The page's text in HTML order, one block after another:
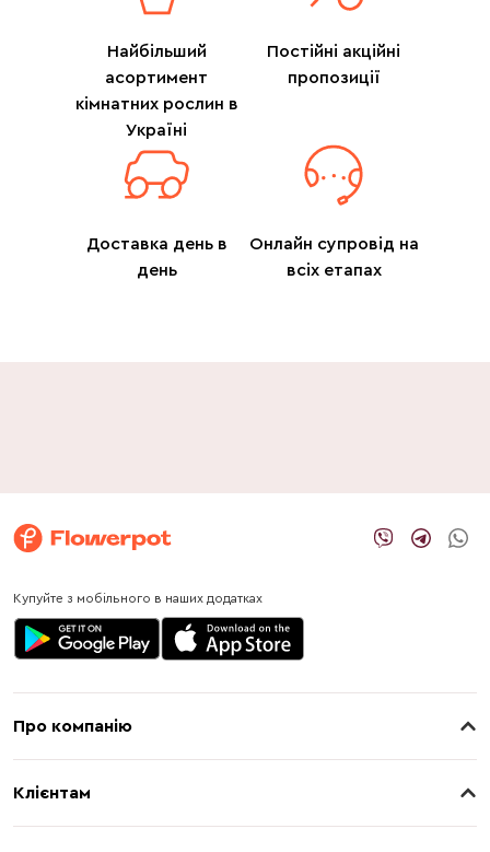
Найбільший
асортимент
кімнатних рослин в
Україні
Постійні акційні
пропозиції
Доставка день в
день
Онлайн супровід на
всіх етапах
Купуйте з мобільного в наших додатках
Про компанію
Клієнтам